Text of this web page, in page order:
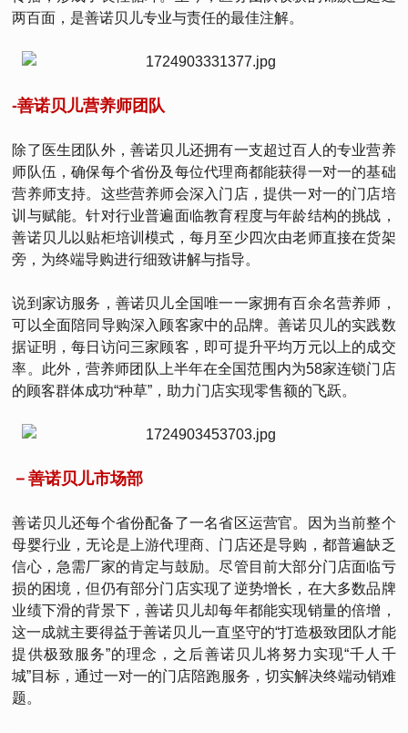
两百面，是善诺贝儿专业与责任的最佳注解。
-善诺贝儿营养师团队
除了医生团队外，善诺贝儿还拥有一支超过百人的专业营养
师队伍，确保每个省份及每位代理商都能获得一对一的基础
营养师支持。这些营养师会深入门店，提供一对一的门店培
训与赋能。针对行业普遍面临教育程度与年龄结构的挑战，
善诺贝儿以贴柜培训模式，每月至少四次由老师直接在货架
旁，为终端导购进行细致讲解与指导。
说到家访服务，善诺贝儿全国唯一一家拥有百余名营养师，
可以全面陪同导购深入顾客家中的品牌。善诺贝儿的实践数
据证明，每日访问三家顾客，即可提升平均万元以上的成交
率。此外，营养师团队上半年在全国范围内为58家连锁门店
的顾客群体成功“种草”，助力门店实现零售额的飞跃。
－善诺贝儿市场部
善诺贝儿还每个省份配备了一名省区运营官。因为当前整个
母婴行业，无论是上游代理商、门店还是导购，都普遍缺乏
信心，急需厂家的肯定与鼓励。尽管目前大部分门店面临亏
损的困境，但仍有部分门店实现了逆势增长，在大多数品牌
业绩下滑的背景下，善诺贝儿却每年都能实现销量的倍增，
这一成就主要得益于善诺贝儿一直坚守的“打造极致团队才能
提供极致服务”的理念，之后善诺贝儿将努力实现“千人千
城”目标，通过一对一的门店陪跑服务，切实解决终端动销难
题。